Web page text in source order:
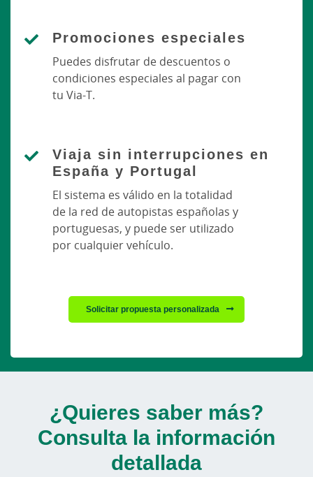
Promociones especiales
Puedes disfrutar de descuentos o
condiciones especiales al pagar con
tu Via-T.
Viaja sin interrupciones en
España y Portugal
El sistema es válido en la totalidad
de la red de autopistas españolas y
portuguesas, y puede ser utilizado
por cualquier vehículo.
Solicitar propuesta personalizada
¿Quieres saber más?
Consulta la información
detallada